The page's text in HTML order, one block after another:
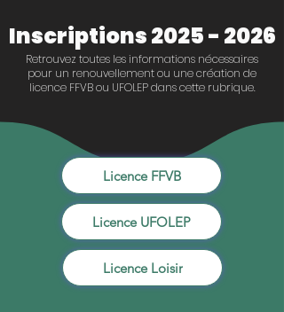
Inscriptions2025 - 2026
Retrouvez toutes les informations nécessaires
pour un renouvellement ou une création de
licence FFVB ou UFOLEP dans cette rubrique.
Licence FFVB
Licence UFOLEP
Licence Loisir